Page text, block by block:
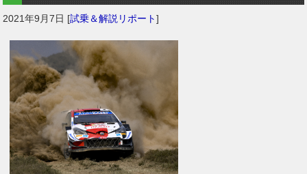
2021年9月7日 [試乗＆解説リポート]